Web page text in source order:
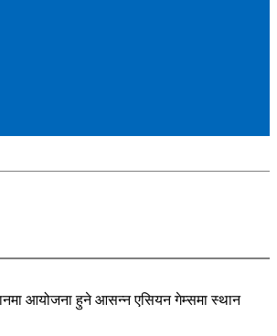
आयोजना हुने आसन्न एसियन गेम्समा स्थान